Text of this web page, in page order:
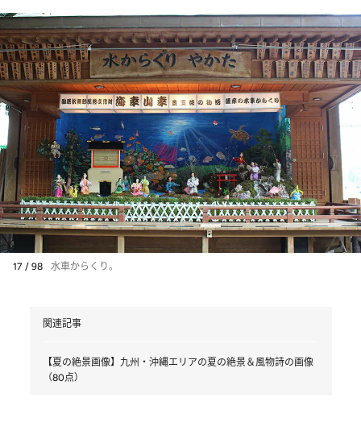
17 / 98 水車からくり。
関連記事
【夏の絶景画像】九州・沖縄エリアの夏の絶景＆風物詩の画像
（80点）